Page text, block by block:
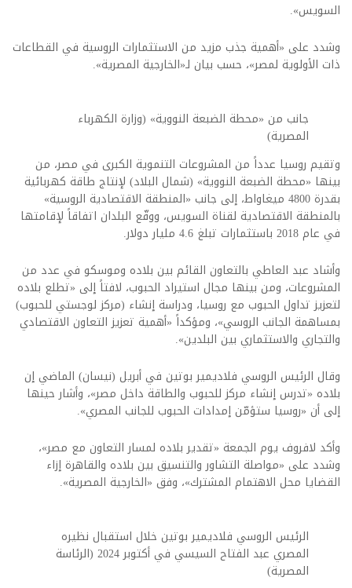
السويس».
وشدد على «أهمية جذب مزيد من الاستثمارات الروسية في القطاعات
ذات الأولوية لمصر»، حسب بيان لـ«الخارجية المصرية».
جانب من «محطة الضبعة النووية» (وزارة الكهرباء
المصرية)
وتقيم روسيا عدداً من المشروعات التنموية الكبرى في مصر، من
بينها «محطة الضبعة النووية» (شمال البلاد) لإنتاج طاقة كهربائية
بقدرة 4800 ميغاواط، إلى جانب «المنطقة الاقتصادية الروسية»
بالمنطقة الاقتصادية لقناة السويس، ووقّع البلدان اتفاقاً لإقامتها
في عام 2018 باستثمارات تبلغ 4.6 مليار دولار.
وأشاد عبد العاطي بالتعاون القائم بين بلاده وموسكو في عدد من
المشروعات، ومن بينها مجال استيراد الحبوب، لافتاً إلى «تطلع بلاده
لتعزيز تداول الحبوب مع روسيا، ودراسة إنشاء (مركز لوجستي للحبوب)
بمساهمة الجانب الروسي»، ومؤكداً «أهمية تعزيز التعاون الاقتصادي
والتجاري والاستثماري بين البلدين».
وقال الرئيس الروسي فلاديمير بوتين في أبريل (نيسان) الماضي إن
بلاده «تدرس إنشاء مركز للحبوب والطاقة داخل مصر»، وأشار حينها
إلى أن «روسيا ستؤمّن إمدادات الحبوب للجانب المصري».
وأكد لافروف يوم الجمعة «تقدير بلاده لمسار التعاون مع مصر»،
وشدد على «مواصلة التشاور والتنسيق بين بلاده والقاهرة إزاء
القضايا محل الاهتمام المشترك»، وفق «الخارجية المصرية».
الرئيس الروسي فلاديمير بوتين خلال استقبال نظيره
المصري عبد الفتاح السيسي في أكتوبر 2024 (الرئاسة
المصرية)